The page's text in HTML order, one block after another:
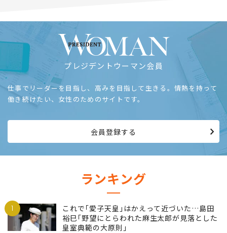
プレジデントウーマン会員
仕事でリーダーを目指し、高みを目指して生きる。情熱を持って
働き続けたい、女性のためのサイトです。
会員登録する
ランキング
1
これで｢愛子天皇｣はかえって近づいた…島田
裕巳｢野望にとらわれた麻生太郎が見落とした
皇室典範の大原則｣